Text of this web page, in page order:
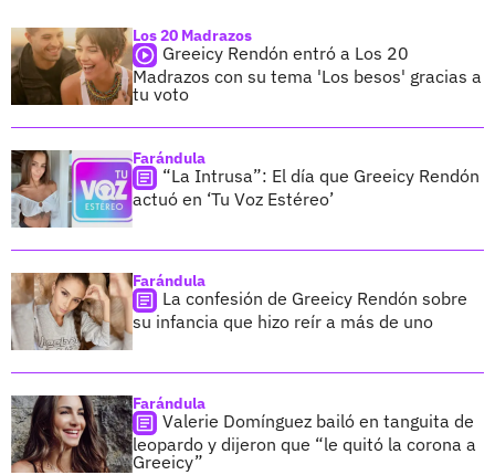
Los 20 Madrazos
Greeicy Rendón entró a Los 20
Madrazos con su tema 'Los besos' gracias a
tu voto
Farándula
“La Intrusa”: El día que Greeicy Rendón
actuó en ‘Tu Voz Estéreo’
Farándula
La confesión de Greeicy Rendón sobre
su infancia que hizo reír a más de uno
Farándula
Valerie Domínguez bailó en tanguita de
leopardo y dijeron que “le quitó la corona a
Greeicy”